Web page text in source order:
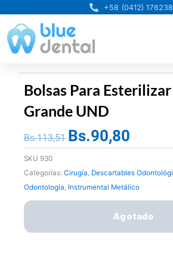
contenido
+58 (0412)
Bolsas Para
Grande UND
Bs.113,51 El
precio
era:
Bs.113,51.
Bs.90,80
precio
es:
Bs.90,80.
SKU 930
Categorías: Cirugía, Descartables
Odontología, Instrumental Metálico
Agotado